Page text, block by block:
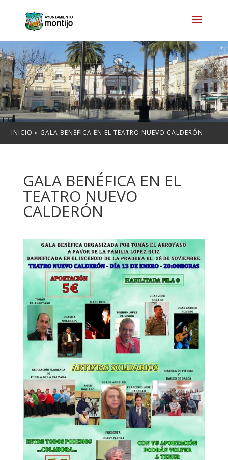
INICIO » GALA BENÉFICA EN EL TEATRO NUEVO CALDERÓN
GALA BENÉFICA EN EL
TEATRO NUEVO
CALDERÓN